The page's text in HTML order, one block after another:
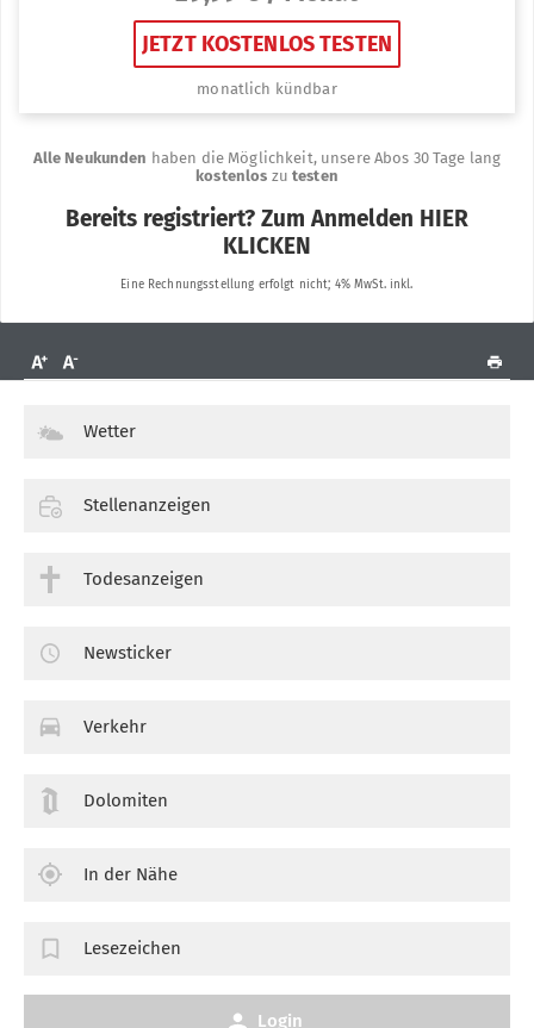
Wetter
Stellenanzeigen
Todesanzeigen
Newsticker
Verkehr
Dolomiten
In der Nähe
Lesezeichen
Login